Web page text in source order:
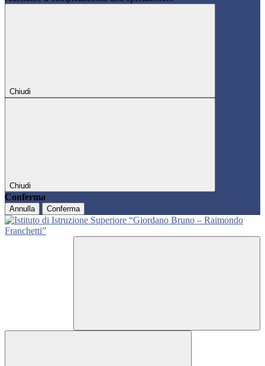
Chiudi
Chiudi
Conferma
Annulla Conferma